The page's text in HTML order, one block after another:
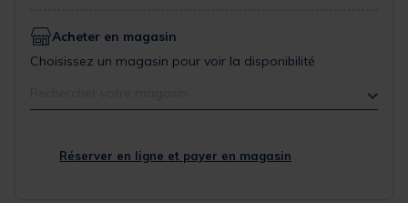
Acheter en magasin
Choisissez un magasin pour voir la disponibilité
Réserver en ligne et payer en magasin